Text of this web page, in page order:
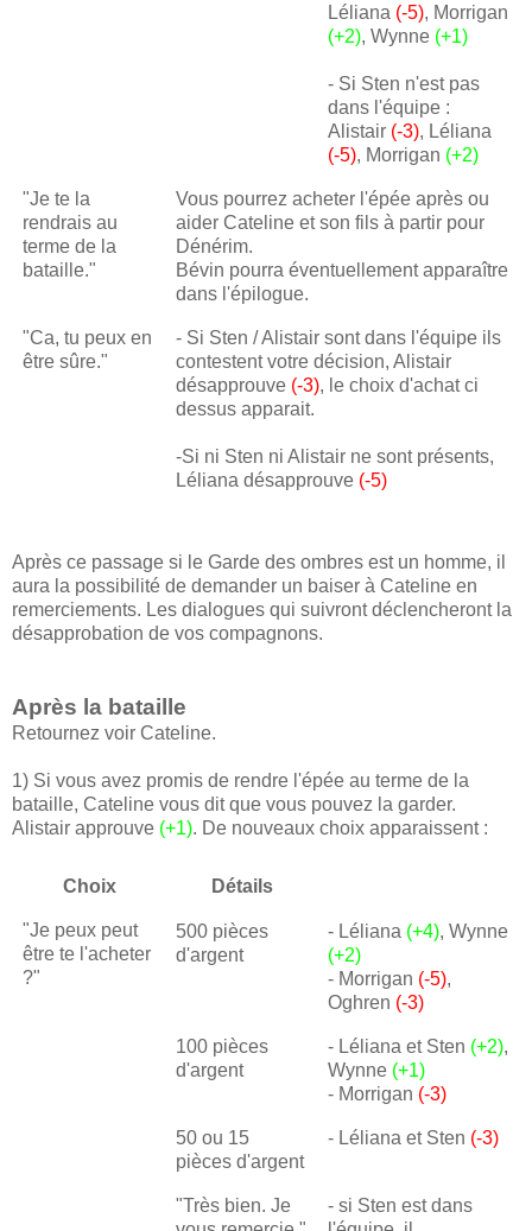
Léliana (-5), Morrigan
(+2), Wynne (+1)
- Si Sten n'est pas
dans l'équipe :
Alistair (-3), Léliana
(-5), Morrigan (+2)
"Je te la
rendrais au
terme de la
bataille."
Vous pourrez acheter l'épée après ou
aider Cateline et son fils à partir pour
Dénérim.
Bévin pourra éventuellement apparaître
dans l'épilogue.
"Ca, tu peux en
être sûre."
- Si Sten / Alistair sont dans l'équipe ils
contestent votre décision, Alistair
désapprouve (-3), le choix d'achat ci
dessus apparait.
-Si ni Sten ni Alistair ne sont présents,
Léliana désapprouve (-5)
Après ce passage si le Garde des ombres est un homme, il
aura la possibilité de demander un baiser à Cateline en
remerciements. Les dialogues qui suivront déclencheront la
désapprobation de vos compagnons.
Après la bataille
Retournez voir Cateline.
1) Si vous avez promis de rendre l'épée au terme de la
bataille, Cateline vous dit que vous pouvez la garder.
Alistair approuve (+1). De nouveaux choix apparaissent :
Choix Détails
"Je peux peut
être te l'acheter
?"
500 pièces
d'argent
- Léliana (+4), Wynne
(+2)
- Morrigan (-5),
Oghren (-3)
100 pièces
d'argent
- Léliana et Sten (+2),
Wynne (+1)
- Morrigan (-3)
50 ou 15
pièces d'argent
- Léliana et Sten (-3)
"Très bien. Je
- si Sten est dans